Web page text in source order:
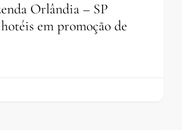
Orlândia – SP
em promoção de